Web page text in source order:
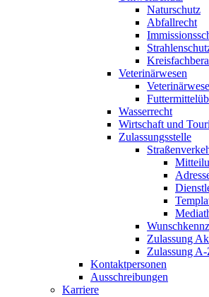
Naturschutz
Abfallrecht
Veterinärwesen
Wasserrecht
Wirtschaft und
Zulassungsstelle
Zulassung
Zulassung A-
Kontaktpersonen
Ausschreibungen
Karriere